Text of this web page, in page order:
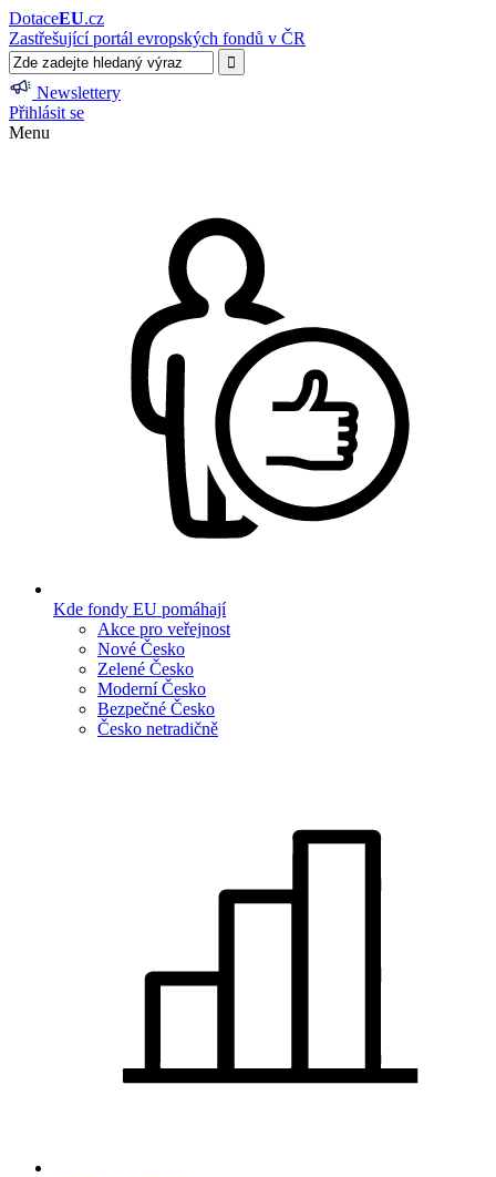
DotaceEU.cz
Zastřešující portál evropských fondů v ČR
Newslettery
Přihlásit se
Menu
Kde fondy EU pomáhají
Akce pro veřejnost
Nové Česko
Zelené Česko
Moderní Česko
Bezpečné Česko
Česko netradičně